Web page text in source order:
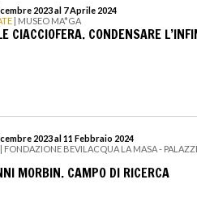
2023 al 7 Aprile 2024
| MUSEO MA*GA
CIACCIOFERA. CONDENSARE
2023 al 11 Febbraio 2024
| FONDAZIONE BEVILACQUA LA MASA -
MORBIN. CAMPO DI RICERCA